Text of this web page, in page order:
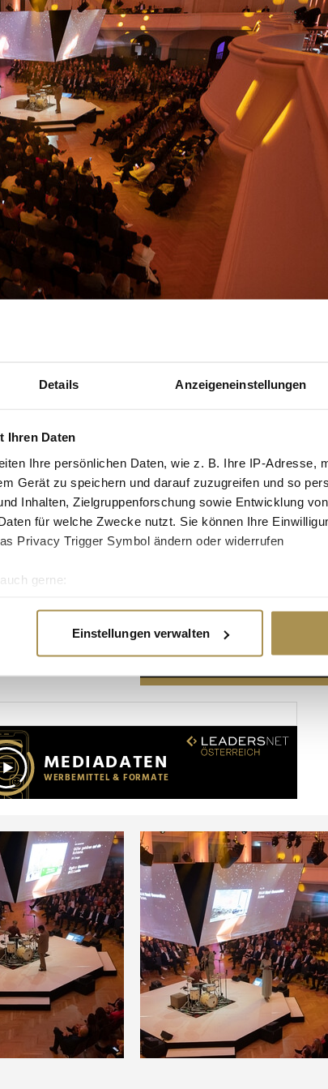
Details Anzeigeneinstellungen
Ihren Daten
Ihre persönlichen Daten, wie z. B. Ihre IP-Adresse,
Gerät zu speichern und darauf zuzugreifen und so
Inhalten, Zielgruppenforschung sowie Entwicklung
für welche Zwecke nutzt. Sie können Ihre
Privacy Trigger Symbol ändern oder widerrufen
gerne:
persönlichen Daten verarbeitet werden, und legen Sie
Anzeigen zu personalisieren, Funktionen für soziale
Medien, Werbung und Analysen weiter. Unsere
die Sie ihnen bereitgestellt haben oder die
Einstellungen verwalten
Advertisement